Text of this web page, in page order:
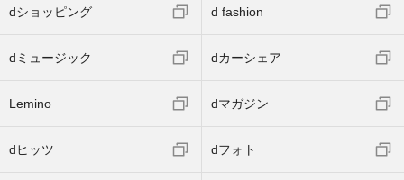
dショッピング d fashion
dミュージック dカーシェア
Lemino dマガジン
dヒッツ dフォト